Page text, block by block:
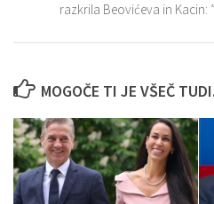
razkrila Beovićeva in Kacin:
MOGOČE TI JE VŠEČ